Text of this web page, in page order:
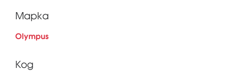
Марка
Olympus
Код